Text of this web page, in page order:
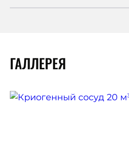
ГАЛЛЕРЕЯ